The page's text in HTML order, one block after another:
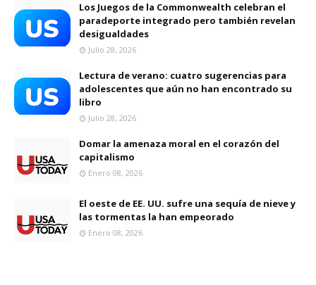
Los Juegos de la Commonwealth celebran el
paradeporte integrado pero también revelan
desigualdades
Julio 28, 2026
Lectura de verano: cuatro sugerencias para
adolescentes que aún no han encontrado su
libro
Julio 28, 2026
Domar la amenaza moral en el corazón del
capitalismo
Enero 08, 2026
El oeste de EE. UU. sufre una sequía de nieve y
las tormentas la han empeorado
Enero 08, 2026